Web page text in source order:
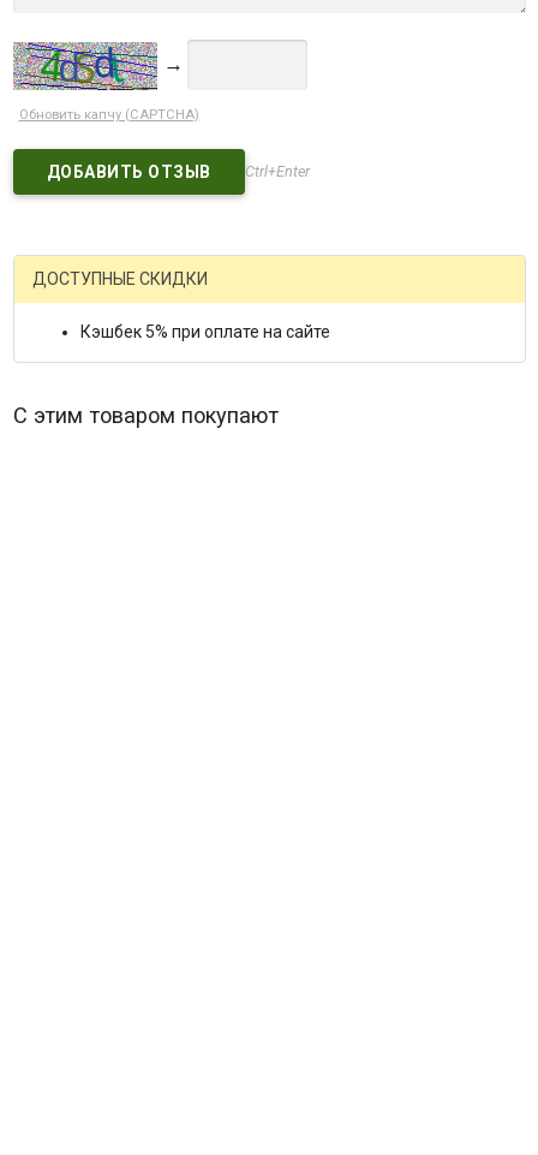
→
Обновить капчу (CAPTCHA)
Ctrl+Enter
ДОСТУПНЫЕ СКИДКИ
Кэшбек 5% при оплате на сайте
С этим товаром покупают